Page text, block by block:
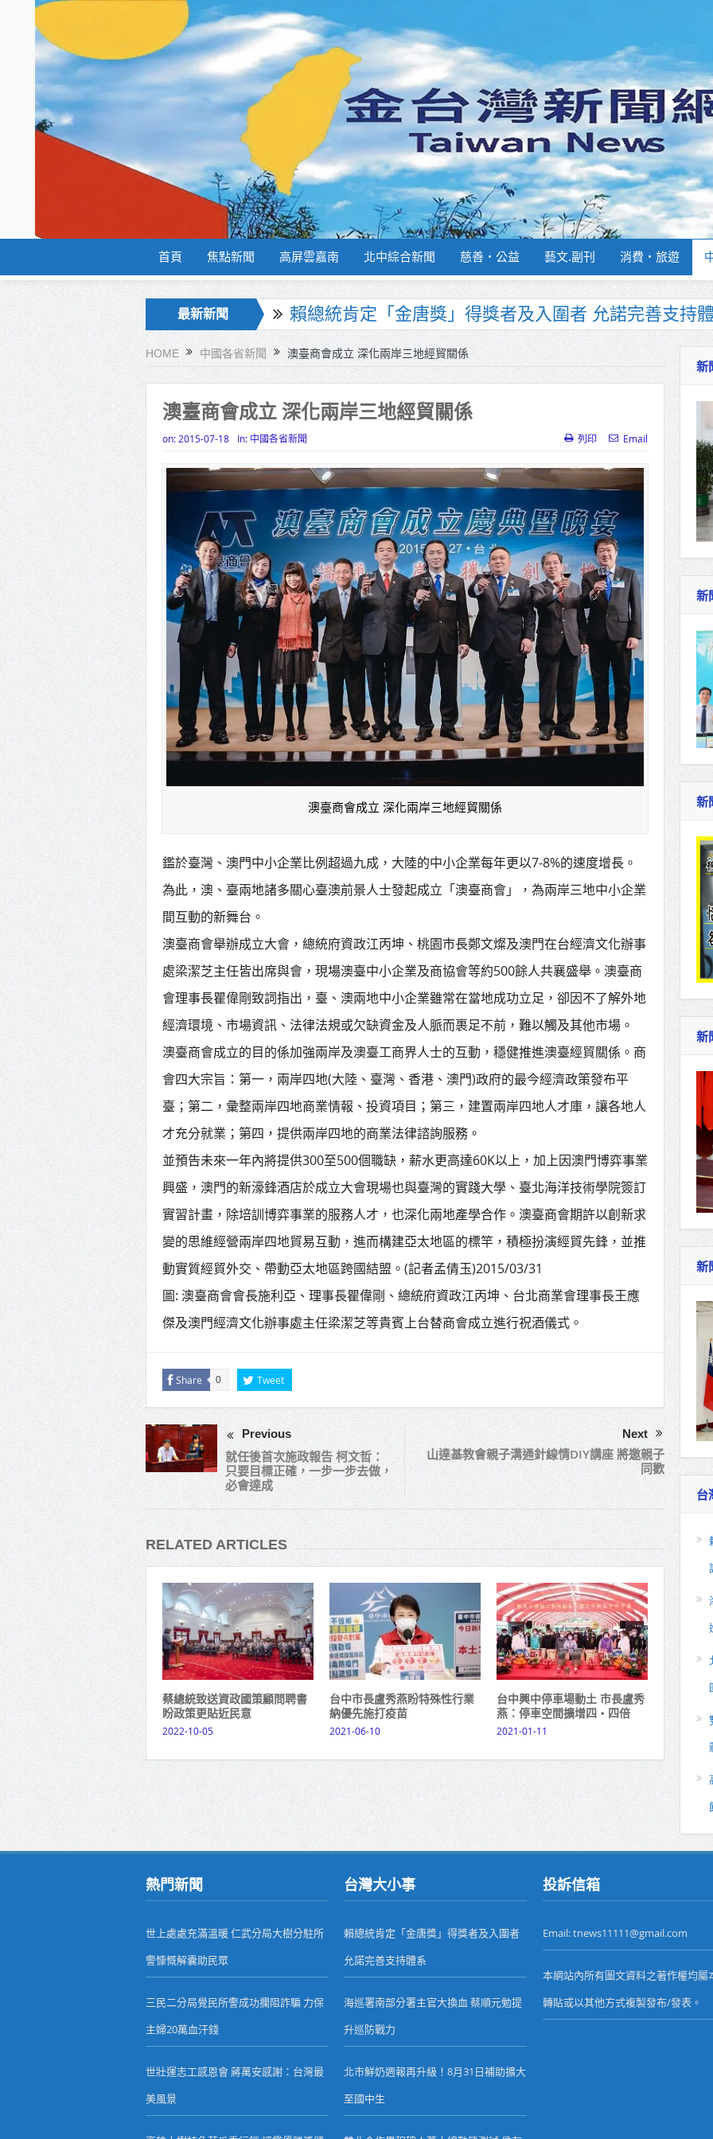
首頁 焦點新聞 高屏雲嘉南 北中綜合新聞 慈善‧公益 藝文.副刊 消費‧旅遊
最新新聞
海巡署南部分署主官大換血 蔡順元勉提升巡防戰力
北市鮮奶週報再升級！8月31日補助擴大至國中生
雙北合作里程碑！萬大線動態測試 侯友宜蔣萬安攜手
高齡健康產業博覽會8/7盛大登場 新北形象館亮相
打鐵厝北側產業園區產業設施公共動土創造千個就業
高雄「三民運動中心」市長陳其邁、運動部長李洋各
揭幕
高雄東照山關帝廟全國國中小學書法比賽 圓滿落幕
賴清德總統主持將官晉任 期勉精進不對稱戰力
蔣萬安再拋出「倒閣說」 喊推陳其邁組閣
賴總統肯定「金唐獎」得獎者及入圍者 允諾完善支持
HOME 中國各省新聞 澳臺商會成立 深化兩岸三地經貿關係
澳臺商會成立 深化兩岸三地經貿關係
on: 2015-07-18 In: 中國各省新聞 列印 Email
澳臺商會成立 深化兩岸三地經貿關係
鑑於臺灣、澳門中小企業比例超過九成，大陸的中小企業每年更以7-8%的速度增長。
為此，澳、臺兩地諸多關心臺澳前景人士發起成立「澳臺商會」，為兩岸三地中小企業
間互動的新舞台。
澳臺商會舉辦成立大會，總統府資政江丙坤、桃園市長鄭文燦及澳門在台經濟文化辦事
處梁潔芝主任皆出席與會，現場澳臺中小企業及商協會等約500餘人共襄盛舉。澳臺商
會理事長瞿偉剛致詞指出，臺、澳兩地中小企業雖常在當地成功立足，卻因不了解外地
經濟環境、市場資訊、法律法規或欠缺資金及人脈而裹足不前，難以觸及其他市場。
澳臺商會成立的目的係加強兩岸及澳臺工商界人士的互動，穩健推進澳臺經貿關係。商
會四大宗旨：第一，兩岸四地(大陸、臺灣、香港、澳門)政府的最今經濟政策發布平
臺；第二，彙整兩岸四地商業情報、投資項目；第三，建置兩岸四地人才庫，讓各地人
才充分就業；第四，提供兩岸四地的商業法律諮詢服務。
並預告未來一年內將提供300至500個職缺，薪水更高達60K以上，加上因澳門博弈事業
興盛，澳門的新濠鋒酒店於成立大會現場也與臺灣的實踐大學、臺北海洋技術學院簽訂
實習計畫，除培訓博弈事業的服務人才，也深化兩地產學合作。澳臺商會期許以創新求
變的思維經營兩岸四地貿易互動，進而構建亞太地區的標竿，積極扮演經貿先鋒，並推
動實質經貿外交、帶動亞太地區跨國結盟。(記者孟倩玉)2015/03/31
圖: 澳臺商會會長施利亞、理事長瞿偉剛、總統府資政江丙坤、台北商業會理事長王應
傑及澳門經濟文化辦事處主任梁潔芝等貴賓上台替商會成立進行祝酒儀式。
Share 0 Tweet
Previous
就任後首次施政報告 柯文哲：
只要目標正確，一步一步去做，
必會達成
Next
山達基教會親子溝通針線情DIY講座 將邀親子
同歡
RELATED ARTICLES
蔡總統致送資政國策顧問聘書
盼政策更貼近民意
2022-10-05
台中市長盧秀燕盼特殊性行業
納優先施打疫苗
2021-06-10
台中興中停車場動土 市長盧秀
燕：停車空間擴增四‧四倍
2021-01-11
新
新
新
新
新
台
熱門新聞
世上處處充滿溫暖 仁武分局大樹分駐所
警慷慨解囊助民眾
三民二分局覺民所警成功攔阻詐騙 力保
主婦20萬血汗錢
世壯運志工感恩會 蔣萬安感謝：台灣最
美風景
台灣大小事
賴總統肯定「金唐獎」得獎者及入圍者
允諾完善支持體系
海巡署南部分署主官大換血 蔡順元勉提
升巡防戰力
北市鮮奶週報再升級！8月31日補助擴大
至國中生
投訴信箱
Email: tnews11111@gmail.com
本網站內所有圖文資料之著作權均
轉貼或以其他方式複製發布/發表。